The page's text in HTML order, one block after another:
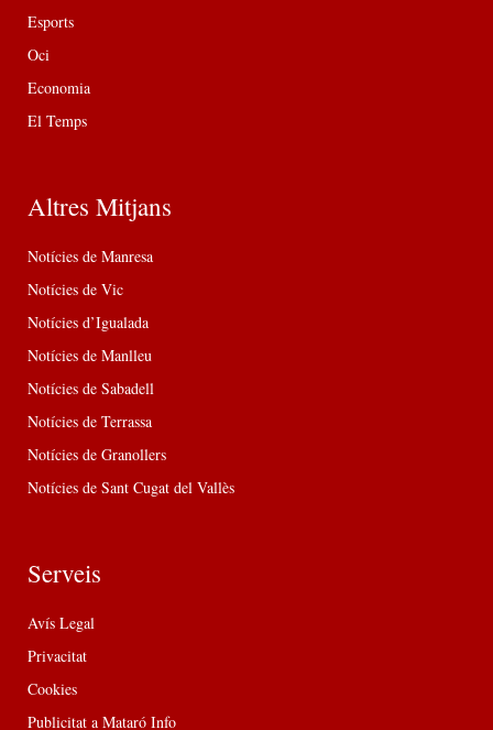
Esports
Oci
Economia
El Temps
Altres Mitjans
Notícies de Manresa
Notícies de Vic
Notícies d’Igualada
Notícies de Manlleu
Notícies de Sabadell
Notícies de Terrassa
Notícies de Granollers
Notícies de Sant Cugat del Vallès
Serveis
Avís Legal
Privacitat
Cookies
Publicitat a Mataró Info